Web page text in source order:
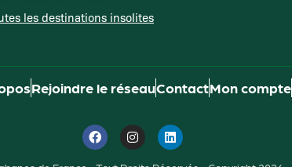
les destinations insolites
Rejoindre le réseauContactMon compte